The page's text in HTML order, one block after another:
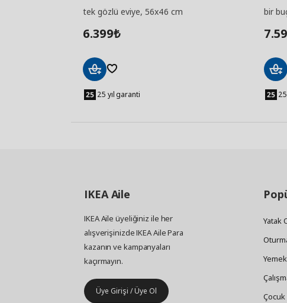
tek gözlü eviye, 56x46 cm
6.399₺
Ekle 25 yıl garanti
bir
Ekle
IKEAAile
IKEA Aile üyeliğiniz ile her
alışverişinizde IKEA Aile Para
kazanın ve kampanyaları
kaçırmayın.
Üye Girişi / Üye Ol
Yatak
Çocuk